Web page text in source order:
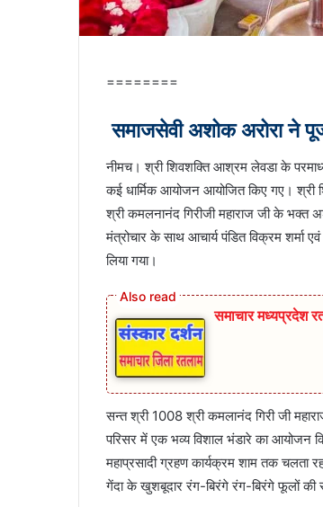
========
समाजसेवी अशोक अरोरा ने
नीमच। श्री शिवशक्ति आश्रम लेवडा के
कई धार्मिक आयोजन आयोजित किए गए।
श्री कमलनानंद गिरीजी महाराज जी के भक्त
मंत्रोचार के साथ आचार्य पंडित विक्रम शर्मा एवं
लिया गया।
समाचार मध्यप्रदेश
सन्त श्री 1008 श्री कमलानंद गिरी जी
परिसर में एक भव्य विशाल भंडारे का आयोजन
महाप्रसादी ग्रहण कार्यक्रम शाम तक चलता
गेंदा के खुशबूदार रंग-बिरंगे रंग-बिरंगे फूलों की